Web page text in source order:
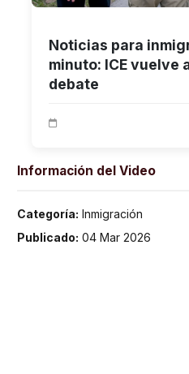
Noticias para
minuto: ICE vuelve
debate
Información del Video
Categoría: Inmigración
Publicado: 04 Mar 2026